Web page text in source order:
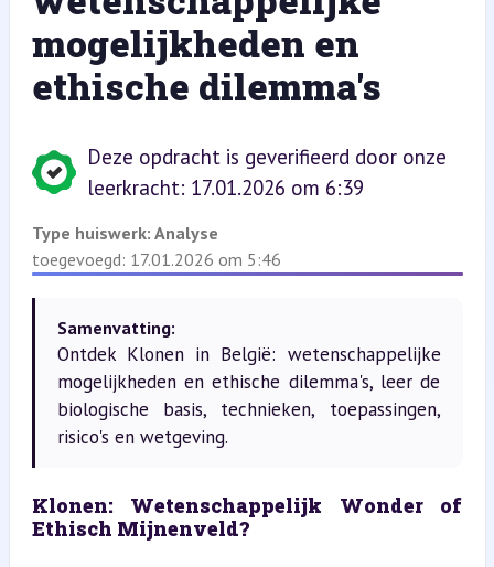
mogelijkheden en
ethische dilemma's
Deze opdracht is geverifieerd door onze
leerkracht: 17.01.2026 om 6:39
Type huiswerk: Analyse
toegevoegd: 17.01.2026 om 5:46
Samenvatting:
Ontdek Klonen in België: wetenschappelijke
mogelijkheden en ethische dilemma's, leer de
biologische basis, technieken, toepassingen,
risico's en wetgeving.
Klonen: Wetenschappelijk Wonder of
Ethisch Mijnenveld?